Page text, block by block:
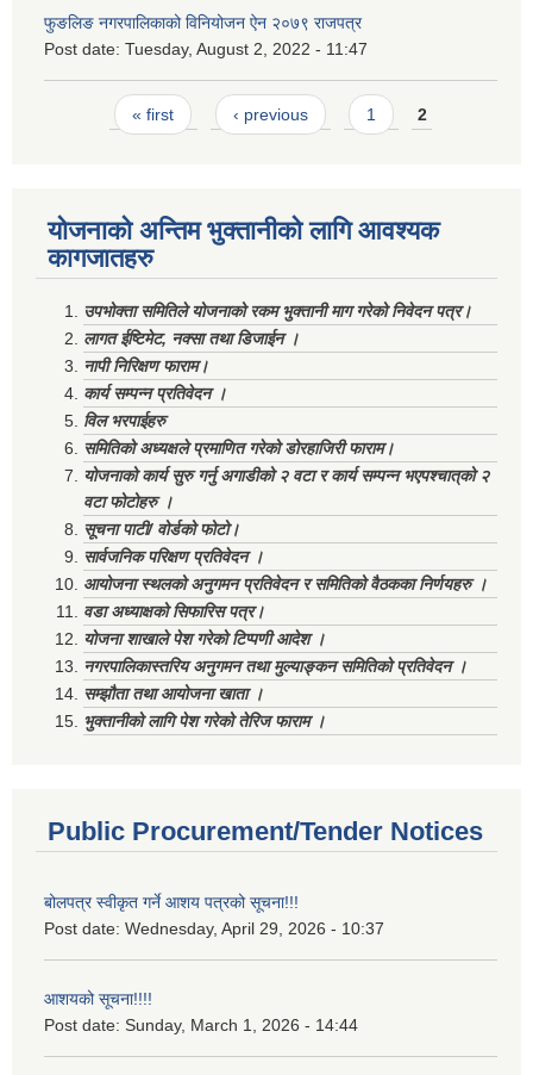
फुङलिङ नगरपालिकाको विनियोजन ऐन २०७९ राजपत्र
Post date: Tuesday, August 2, 2022 - 11:47
Pages« first ‹ previous 1 2
योजनाको अन्तिम भुक्तानीको लागि आवश्यक
कागजातहरु
उपभोक्ता समितिले योजनाको रकम भुक्तानी माग गरेको निवेदन पत्र।
लागत ईष्टिमेट, नक्सा तथा डिजाईन ।
नापी निरिक्षण फाराम।
कार्य सम्पन्न प्रतिवेदन ।
विल भरपाईहरु
समितिको अध्यक्षले प्रमाणित गरेको डोरहाजिरी फाराम।
योजनाको कार्य सुरु गर्नु अगाडीको २ वटा र कार्य सम्पन्न भएपश्चात्‌को २
वटा फोटोहरु ।
सूचना पाटी/ वोर्डको फोटो।
सार्वजनिक परिक्षण प्रतिवेदन ।
आयोजना स्थलको अनुगमन प्रतिवेदन र समितिको वैठकका निर्णयहरु ।
वडा अध्याक्षको सिफारिस पत्र।
योजना शाखाले पेश गरेको टिप्पणी आदेश ।
नगरपालिकास्तरिय अनुगमन तथा मुल्याङ्कन समितिको प्रतिवेदन ।
सम्झौता तथा आयोजना खाता ।
भुक्तानीको लागि पेश गरेको तेरिज फाराम ।
Public Procurement/Tender Notices
बोलपत्र स्वीकृत गर्ने आशय पत्रको सूचना!!!
Post date: Wednesday, April 29, 2026 - 10:37
आशयको सूचना!!!!
Post date: Sunday, March 1, 2026 - 14:44